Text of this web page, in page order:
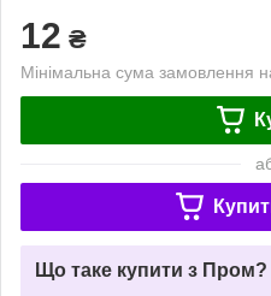
12 ₴
Мінімальна сума замовлення
Що таке купити з Пром?